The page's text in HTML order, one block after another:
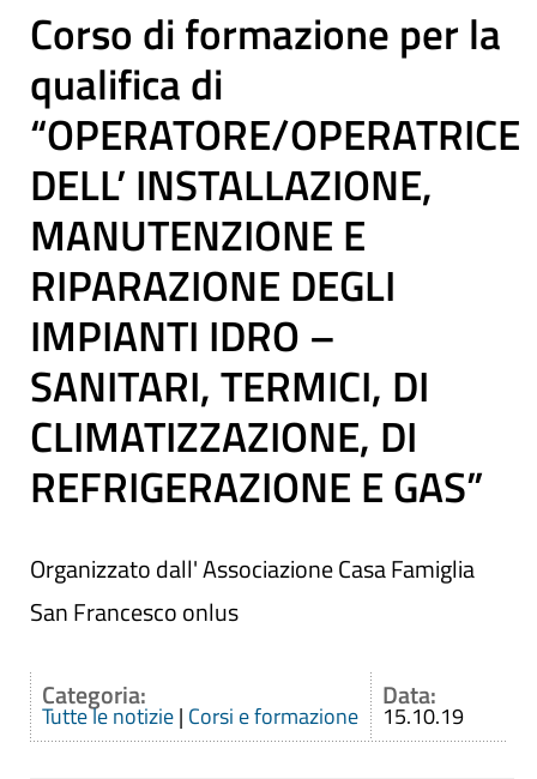
Corso di formazione per la
qualifica di
“OPERATORE/OPERATRICE
DELL’ INSTALLAZIONE,
MANUTENZIONE E
RIPARAZIONE DEGLI
IMPIANTI IDRO –
SANITARI, TERMICI, DI
CLIMATIZZAZIONE, DI
REFRIGERAZIONE E GAS”
Organizzato dall' Associazione Casa Famiglia
San Francesco onlus
Categoria:
Tutte le notizie| Corsi e formazione
Data:
15.10.19